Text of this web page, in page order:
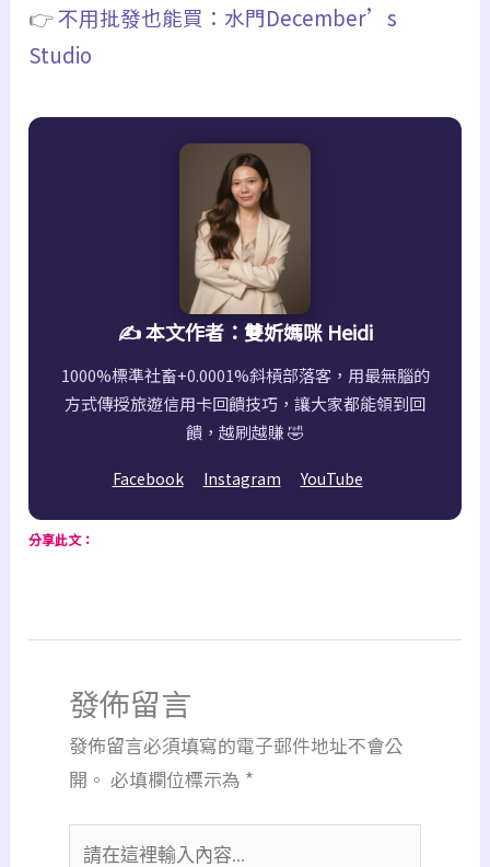
👉不用批發也能買：水門December’s
Studio
✍️ 本文作者：雙妡媽咪 Heidi
1000%標準社畜+0.0001%斜槓部落客，用最無腦的
方式傳授旅遊信用卡回饋技巧，讓大家都能領到回
饋，越刷越賺 🤣
Facebook Instagram YouTube
分享此文：
發佈留言
發佈留言必須填寫的電子郵件地址不會公
開。 必填欄位標示為 *